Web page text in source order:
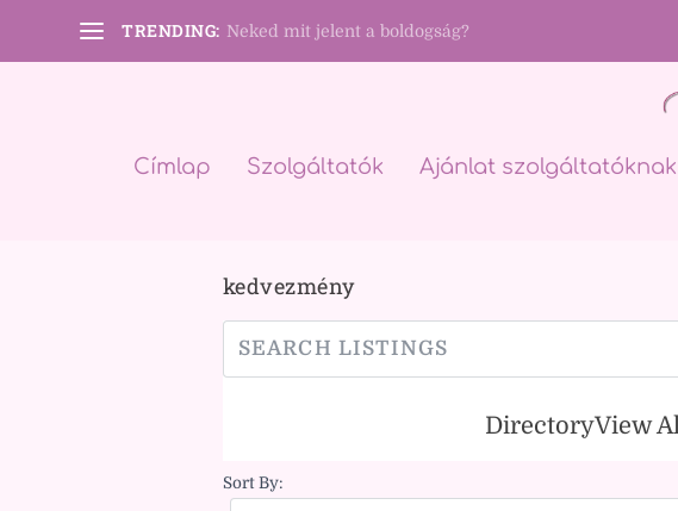
TRENDING: Neked mit jelent a boldogság?
Címlap Szolgáltatók Ajánlat szolgáltatóknak
kedvezmény
DirectoryView
Sort By: